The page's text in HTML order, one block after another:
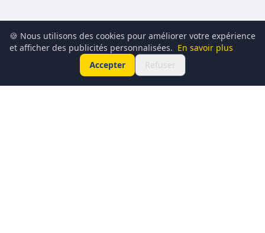
🍪 Nous utilisons des cookies pour améliorer votre expérience
et afficher des publicités personnalisées. En savoir plus
Accepter
Refuser